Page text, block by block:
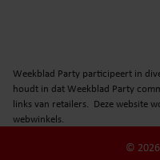
Weekblad Party participeert in
houdt in dat Weekblad Party
links van retailers. Deze website
webwinkels.
©